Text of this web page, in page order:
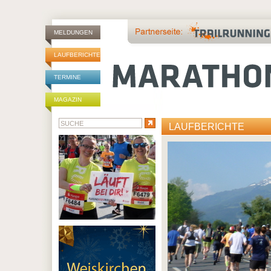
MELDUNGEN
LAUFBERICHTE
TERMINE
MAGAZIN
LAUFBERICHTE